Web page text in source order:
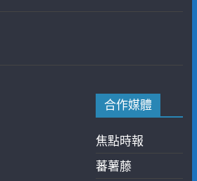
合作媒體
焦點時報
蕃薯藤